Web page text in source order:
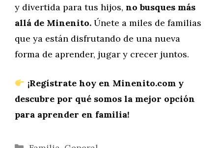
y divertida para tus hijos, no busques más
allá de Minenito. Únete a miles de familias
que ya están disfrutando de una nueva
forma de aprender, jugar y crecer juntos.
¡Regístrate hoy en Minenito.com y
descubre por qué somos la mejor opción
para aprender en familia!